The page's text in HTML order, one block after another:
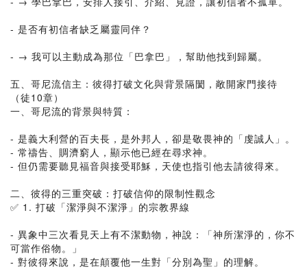
- 是否有初信者缺乏屬靈同伴？
- → 我可以主動成為那位「巴拿巴」，幫助他找到歸屬。
五、哥尼流信主：彼得打破文化與背景隔閡，敞開家門接待
（徒10章）
一、哥尼流的背景與特質：
- 是義大利營的百夫長，是外邦人，卻是敬畏神的「虔誠人」。
- 常禱告、賙濟窮人，顯示他已經在尋求神。
- 但仍需要聽見福音與接受耶穌，天使也指引他去請彼得來。
二、彼得的三重突破：打破信仰的限制性觀念
✅ 1. 打破「潔淨與不潔淨」的宗教界線
- 異象中三次看見天上有不潔動物，神說：「神所潔淨的，你不
可當作俗物。」
- 對彼得來說，是在顛覆他一生對「分別為聖」的理解。